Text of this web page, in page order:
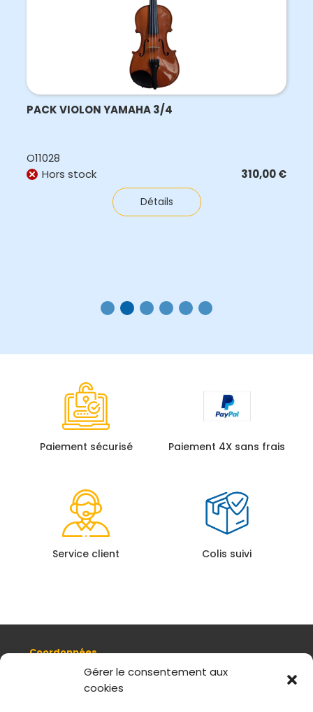
Gérer le consentement aux
cookies
Violon 1/2 Mirecourt ElMaestro
A11292
En stock
380,00€
Détails
Paiement sécurisé Paiement 4X sans frais
Service client Colis suivi
Coordonnées
8, quai Romain Rolland 69005 Lyon
+ 33 (0)4 78 42 55 04